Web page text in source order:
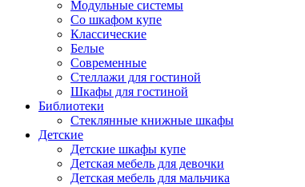
Модульные системы
Со шкафом купе
Классические
Белые
Современные
Стеллажи для гостиной
Шкафы для гостиной
Библиотеки
Стеклянные книжные шкафы
Детские
Детские шкафы купе
Детская мебель для девочки
Детская мебель для мальчика